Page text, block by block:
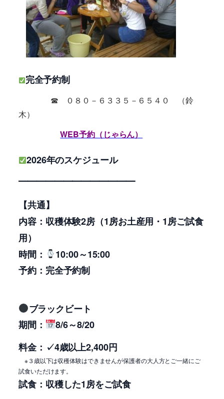
完全予約制
☎ ０８０－６３３５－６５４０ （鈴
木）
WEB予約（じゃらん）
2026年のスケジュール
━━━━━━━━━━━━━
【共通】
内容：収穫体験2房（1房お土産用・1房ご試食
用）
時間：
10:00～15:00
予約：完全予約制
ブラックビート
期間：
8/6～8/20
料金：✓4歳以上2,400円
※３歳以下は収穫体験はできませんが保護者の大人方とご一緒にご
試食いただけます。
試食：収穫した1房をご試食